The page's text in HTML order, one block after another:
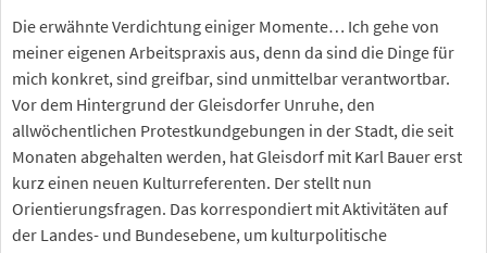
Die erwähnte Verdichtung einiger Momente… Ich gehe von
meiner eigenen Arbeitspraxis aus, denn da sind die Dinge für
mich konkret, sind greifbar, sind unmittelbar verantwortbar.
Vor dem Hintergrund der Gleisdorfer Unruhe, den
allwöchentlichen Protestkundgebungen in der Stadt, die seit
Monaten abgehalten werden, hat Gleisdorf mit Karl Bauer erst
kurz einen neuen Kulturreferenten. Der stellt nun
Orientierungsfragen. Das korrespondiert mit Aktivitäten auf
der Landes- und Bundesebene, um kulturpolitische